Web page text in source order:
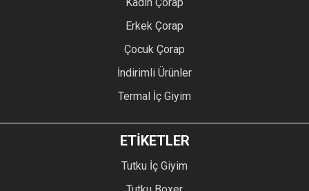
Erkek Çorap
Çocuk Çorap
İndirimli Ürünler
Termal İç Giyim
ETİKETLER
Tutku İç Giyim